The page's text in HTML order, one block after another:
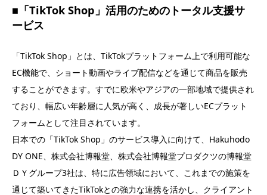
■ 「TikTok Shop」活用のためのトータル支援サ
ービス
「TikTok Shop」とは、TikTokプラットフォーム上で利用可能な
EC機能で、ショート動画やライブ配信などを通じて商品を販売
することができます。すでに欧米やアジアの一部地域で提供され
ており、幅広い年齢層に人気が高く、成長が著しいECプラット
フォームとして注目されています。
日本での「TikTok Shop」のサービス導入に向けて、Hakuhodo
DY ONE、株式会社博報堂、株式会社博報堂プロダクツの博報堂
ＤＹグループ3社は、特に広告領域において、これまでの施策を
通じて築いてきたTikTokとの強力な連携を活かし、クライアント